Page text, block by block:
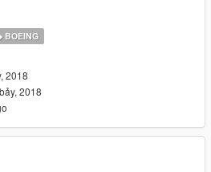
BOEING
2018
2018